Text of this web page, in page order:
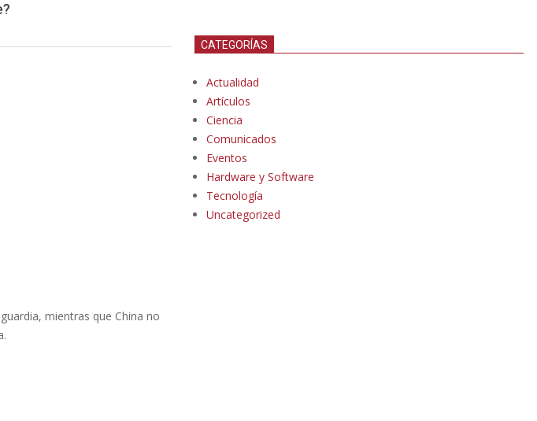
mientras que China no
CATEGORÍAS
Actualidad
Artículos
Ciencia
Comunicados
Eventos
Hardware y Software
Tecnología
Uncategorized